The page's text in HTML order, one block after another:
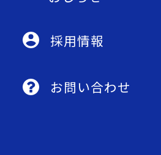
採用情報
お問い合わせ